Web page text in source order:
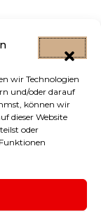
wir Technologien
und/oder darauf
können wir
dieser Website
oder